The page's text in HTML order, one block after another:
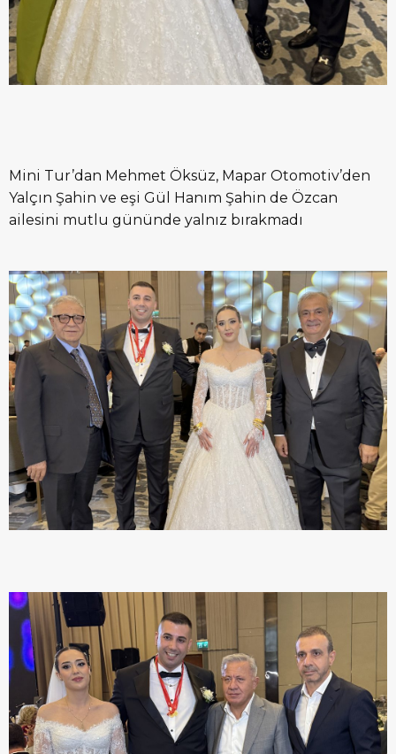
Mini Tur’dan Mehmet Öksüz, Mapar Otomotiv’den
Yalçın Şahin ve eşi Gül Hanım Şahin de Özcan
ailesini mutlu gününde yalnız bırakmadı